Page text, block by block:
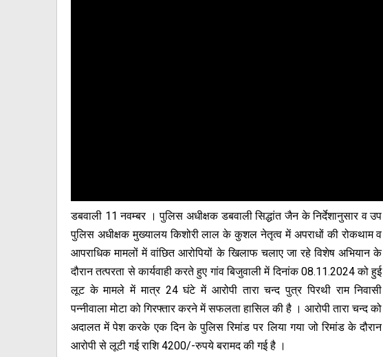
डबवाली 11 नवम्बर । पुलिस अधीक्षक डबवाली सिद्धांत जैन के निर्देशानुसार व उप
पुलिस अधीक्षक मुख्यालय किशोरी लाल के कुशल नेतृत्व में अपराधों की रोकथाम व
आपराधिक मामलों में वांछित आरोपियों के खिलाफ चलाए जा रहे विशेष अभियान के
दौरान तत्परता से कार्यवाही करते हुए गांव बिजुवाली में दिनांक 08.11.2024 को हुई
लूट के मामले में मात्र 24 घंटे में आरोपी तारा चन्द पुत्र पिरथी राम निवासी
पन्नीवाला मोटा को गिरफ्तार करने में सफलता हासिल की है । आरोपी तारा चन्द को
अदालत में पेश करके एक दिन के पुलिस रिमांड पर लिया गया जो रिमांड के दौरान
आरोपी से लूटी गई राशि 4200/-रुपये बरामद की गई है ।